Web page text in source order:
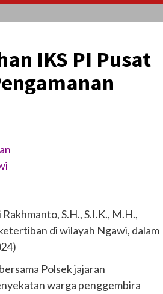
IKS PI Pusat
S.H., S.I.K., M.H.,
di wilayah Ngawi, dalam
Polsek jajaran
warga penggembira